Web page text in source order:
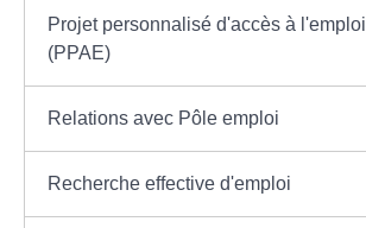
Projet personnalisé d'accès à l'emploi
(PPAE)
Relations avec Pôle emploi
Recherche effective d'emploi